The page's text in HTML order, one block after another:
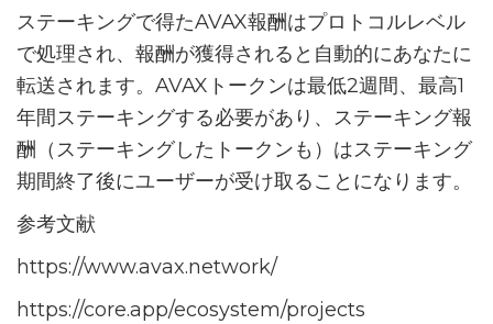
ステーキングで得たAVAX報酬はプロトコルレベル
で処理され、報酬が獲得されると自動的にあなたに
転送されます。AVAXトークンは最低2週間、最高1
年間ステーキングする必要があり、ステーキング報
酬（ステーキングしたトークンも）はステーキング
期間終了後にユーザーが受け取ることになります。
参考文献
https://www.avax.network/
https://core.app/ecosystem/projects